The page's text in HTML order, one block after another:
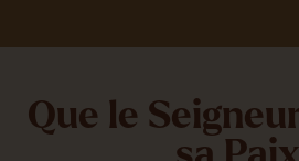
Que le